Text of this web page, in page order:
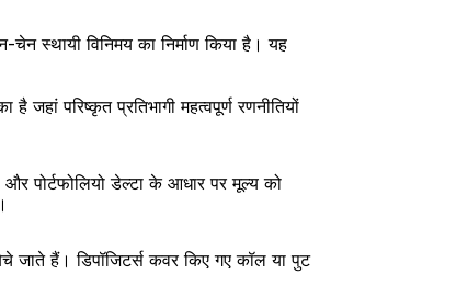
स्थायी विनिमय का निर्माण किया है। यह
परिष्कृत प्रतिभागी महत्वपूर्ण रणनीतियों
और पोर्टफोलियो डेल्टा के आधार पर मूल्य को
जाते हैं। डिपॉजिटर्स कवर किए गए कॉल या पुट